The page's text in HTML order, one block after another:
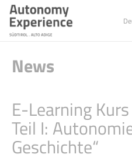
News
E-Learning
Teil I:
Geschichte“